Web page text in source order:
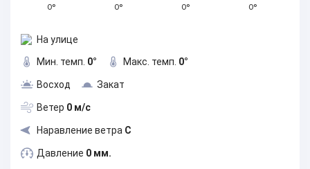
0°
0°
0°
0°
На улице
Мин. темп. 0° Макс. темп. 0°
Восход Закат
Ветер 0 м/с
Наравление ветра С
Давление 0 мм.